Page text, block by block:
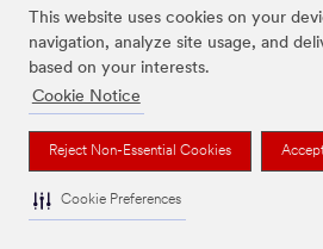
This website uses cookies on your
navigation, analyze site usage, and
based on your interests.
Cookie Notice
Reject Non-Essential Cookies
Cookie Preferences